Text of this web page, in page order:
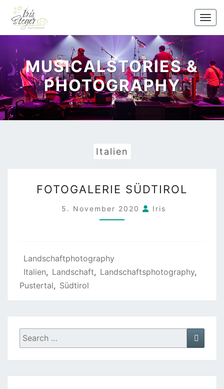
Skip
content
MUSICALSTORIES &
PHOTOGRAPHY
Italien
SÜDTIROL
FOTOGALERIE SÜDTIROL
5. November 2020 Iris
Landschaftphotography
Italien, Landschaft, Landschaftsphotography,
Pustertal, Südtirol
Search
for:
Search